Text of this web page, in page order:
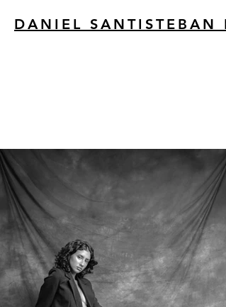
DANIEL SANTISTEBAN